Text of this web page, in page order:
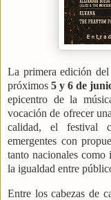
La primera edición
próximos5 y 6 de
epicentro de la
vocación de ofrecer
calidad, el festival
emergentes con
tanto nacionales como
la igualdad entre
Entre los cabezas de